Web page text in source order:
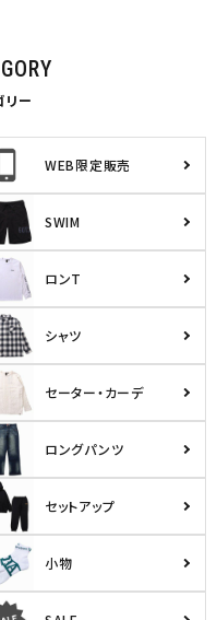
リー
WEB限定販売
SWIM
ロンT
シャツ
セーター・カーデ
ロングパンツ
セットアップ
小物